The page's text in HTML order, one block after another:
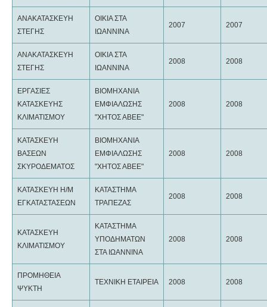
ΑΝΑΚΑΤΑΣΚΕΥΗ
ΣΤΕΓΗΣ
ΟΙΚΙΑ ΣΤΑ
ΙΩΑΝΝΙΝΑ
2007 2007
ΑΝΑΚΑΤΑΣΚΕΥΗ
ΣΤΕΓΗΣ
ΟΙΚΙΑ ΣΤΑ
ΙΩΑΝΝΙΝΑ
2008 2008
ΕΡΓΑΣΙΕΣ
ΚΑΤΑΣΚΕΥΗΣ
ΚΛΙΜΑΤΙΣΜΟΥ
ΒΙΟΜΗΧΑΝΙΑ
ΕΜΦΙΑΛΩΣΗΣ
"ΧΗΤΟΣ ΑΒΕΕ"
2008 2008
ΚΑΤΑΣΚΕΥΗ
ΒΑΣΕΩΝ
ΣΚΥΡΟΔΕΜΑΤΟΣ
ΒΙΟΜΗΧΑΝΙΑ
ΕΜΦΙΑΛΩΣΗΣ
"ΧΗΤΟΣ ΑΒΕΕ"
2008 2008
ΚΑΤΑΣΚΕΥΗ Η/Μ
ΕΓΚΑΤΑΣΤΑΣΕΩΝ
ΚΑΤΑΣΤΗΜΑ
ΤΡΑΠΕΖΑΣ
2008 2008
ΚΑΤΑΣΚΕΥΗ
ΚΛΙΜΑΤΙΣΜΟΥ
ΚΑΤΑΣΤΗΜΑ
ΥΠΟΔΗΜΑΤΩΝ
ΣΤΑ ΙΩΑΝΝΙΝΑ
2008 2008
ΠΡΟΜΗΘΕΙΑ
ΨΥΚΤΗ
ΤΕΧΝΙΚΗ ΕΤΑΙΡΕΙΑ 2008 2008